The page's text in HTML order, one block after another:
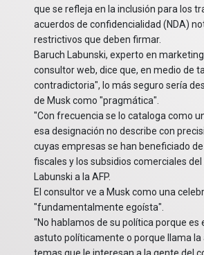
que se refleja en la inclusión para los
acuerdos de confidencialidad (NDA)
restrictivos que deben firmar.
Baruch Labunski, experto en
consultor web, dice que, en medio de
contradictoria", lo más seguro sería
de Musk como "pragmática".
"Con frecuencia se lo cataloga como
esa designación no describe con
cuyas empresas se han beneficiado
fiscales y los subsidios comerciales del
Labunski a la AFP.
El consultor ve a Musk como una
"fundamentalmente egoísta".
"No hablamos de su política porque es
astuto políticamente o porque llama la